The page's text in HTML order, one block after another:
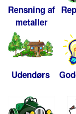
Rensning af
metaller
Udendørs